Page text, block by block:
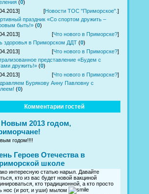
(0)
[Новости ТОС "Приморское". ]
праздник «Со спортом дружить –
быть!» (0)
[Что нового в Приморске?]
здоровья в Приморском ДДТ (0)
[Что нового в Приморске?]
представление «Будем с
дружить!» (0)
[Что нового в Приморске?]
Бурякову Анну Павловну с
(0)
Комментарии гостей
2013 годом,
годом!!!!
Героев Отечества в
школе
интересную статью нарыл. Давайте
кто из вас будет новой вакциной
кто традиционной, а кто просто
нос (и рот, и уши) мылом